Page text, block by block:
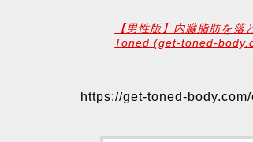
【男性版】内臓脂肪を
Toned (get-toned-
https://get-toned-